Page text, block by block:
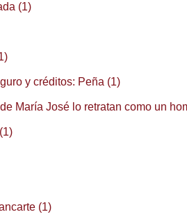
(1)
y créditos: Peña (1)
María José lo retratan como un
(1)